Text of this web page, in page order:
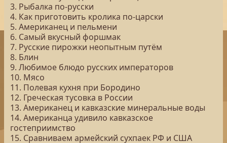
3. Рыбалка по-русски
4. Как приготовить кролика по-царски
5. Американец и пельмени
6. Самый вкусный форшмак
7. Русские пирожки неопытным путём
8. Блин
9. Любимое блюдо русских императоров
10. Мясо
11. Полевая кухня при Бородино
12. Греческая тусовка в России
13. Американец и кавказские минеральные воды
14. Американца удивило кавказское
гостеприимство
15. Сравниваем армейский сухпаек РФ и США